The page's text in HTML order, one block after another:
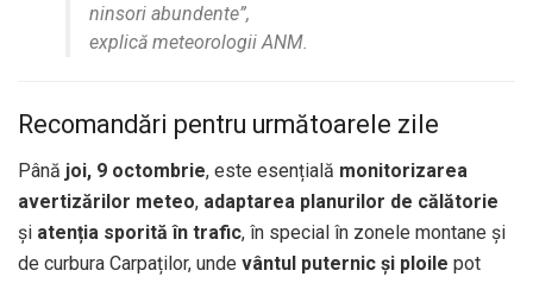
ninsori abundente”,
explică meteorologii ANM.
Recomandări pentru următoarele zile
Până joi, 9 octombrie, este esențială monitorizarea
avertizărilor meteo, adaptarea planurilor de călătorie
și atenția sporită în trafic, în special în zonele montane și
de curbura Carpaților, unde vântul puternic și ploile pot